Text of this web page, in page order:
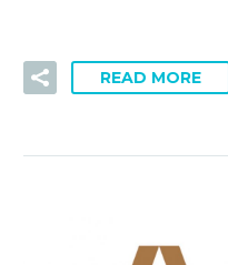
READ MORE